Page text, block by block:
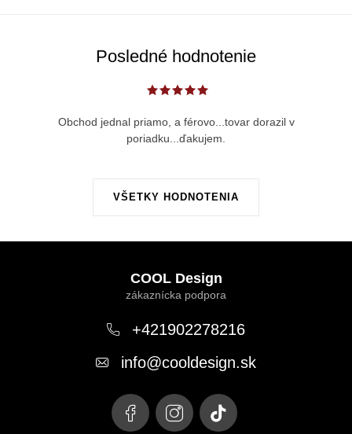
Posledné hodnotenie
VŠETKY HODNOTENIA
Obchod jednal priamo, a férovo...tovar dorazil v
poriadku...ďakujem.
COOL Design
+421902278216
info@cooldesign.sk